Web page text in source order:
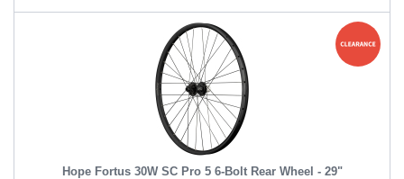
Hope Fortus 30W SC Pro 5 6-Bolt Rear Wheel - 29"